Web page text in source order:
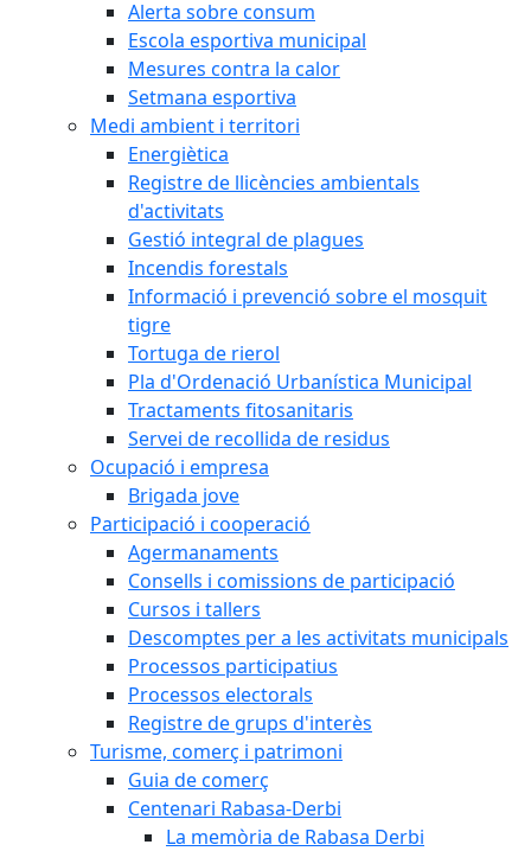
Alerta sobre consum
Escola esportiva municipal
Mesures contra la calor
Setmana esportiva
Medi ambient i territori
Energiètica
Registre de llicències ambientals
d'activitats
Gestió integral de plagues
Incendis forestals
Informació i prevenció sobre el mosquit
tigre
Tortuga de rierol
Pla d'Ordenació Urbanística Municipal
Tractaments fitosanitaris
Servei de recollida de residus
Ocupació i empresa
Brigada jove
Participació i cooperació
Agermanaments
Consells i comissions de participació
Cursos i tallers
Descomptes per a les activitats municipals
Processos participatius
Processos electorals
Registre de grups d'interès
Turisme, comerç i patrimoni
Guia de comerç
Centenari Rabasa-Derbi
La memòria de Rabasa Derbi